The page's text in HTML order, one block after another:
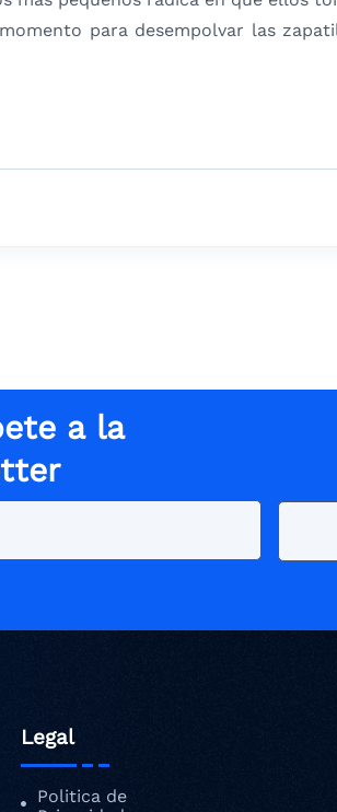
para desempolvar las
a la
Legal
Politica de